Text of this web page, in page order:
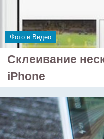
Фото и Видео
Склеивание
iPhone